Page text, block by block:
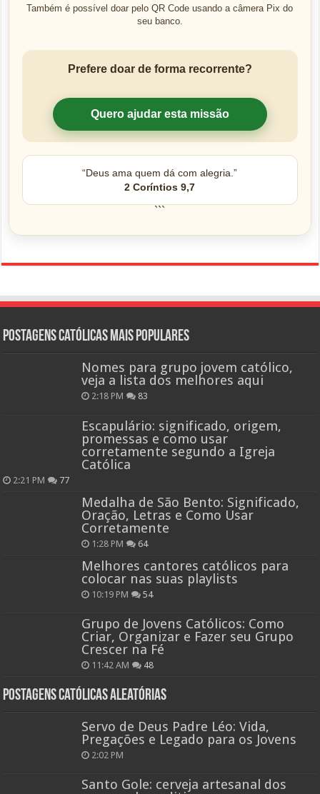
Também é possível doar pelo QR Code usando a câmera Pix do
seu banco.
Prefere doar de forma recorrente?
Quero ajudar esta missão
“Deus ama quem dá com alegria.”
2 Coríntios 9,7
```
Postagens católicas mais Populares
Nomes para grupo jovem católico,
veja a lista dos melhores aqui
2:18 PM 83
Escapulário: significado, origem,
promessas e como usar
corretamente segundo a Igreja
Católica
2:21 PM 77
Medalha de São Bento: Significado,
Oração, Letras e Como Usar
Corretamente
1:28 PM 64
Melhores cantores católicos para
colocar nas suas playlists
10:19 PM 54
Grupo de Jovens Católicos: Como
Criar, Organizar e Fazer seu Grupo
Crescer na Fé
11:42 AM 48
Postagens católicas aleatórias
Servo de Deus Padre Léo: Vida,
Pregações e Legado para os Jovens
2:02 PM
Santo Gole: cerveja artesanal dos